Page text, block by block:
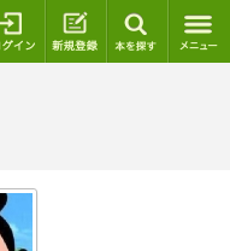
ログイン 新規登録